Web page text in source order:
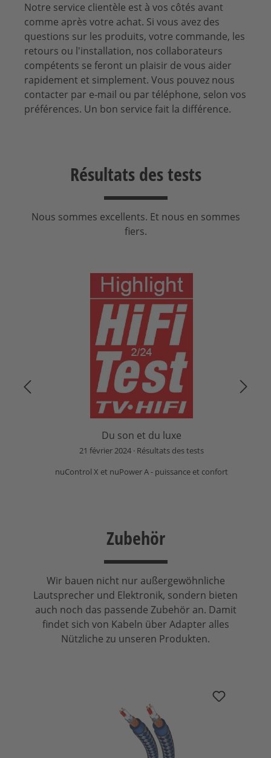
Notre service clientèle est à vos côtés avant
comme après votre achat. Si vous avez des
questions sur les produits, votre commande, les
retours ou l'installation, nos collaborateurs
compétents se feront un plaisir de vous aider
rapidement et simplement. Vous pouvez nous
contacter par e-mail ou par téléphone, selon vos
préférences. Un bon service fait la différence.
Résultats des tests
Nous sommes excellents. Et nous en sommes
fiers.
Du son et du luxe
21 février 2024 Résultats des tests
nuControl X et nuPower A - puissance et confort
Zubehör
Wir bauen nicht nur außergewöhnliche
Lautsprecher und Elektronik, sondern bieten
auch noch das passende Zubehör an. Damit
findet sich von Kabeln über Adapter alles
Nützliche zu unseren Produkten.